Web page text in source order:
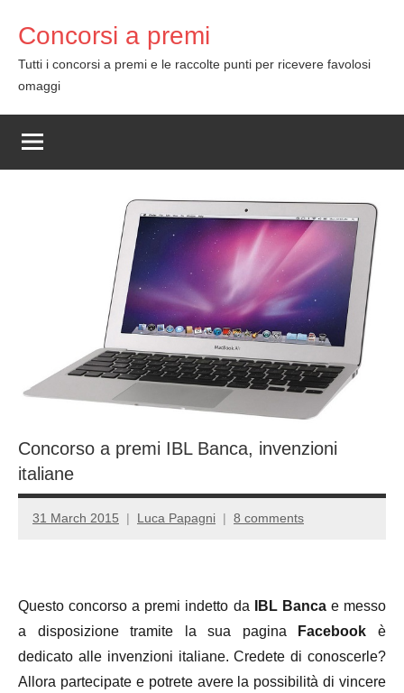
content
Concorsi a premi
Tutti i concorsi a premi e le raccolte punti per ricevere favolosi
omaggi
Concorso a premi IBL Banca, invenzioni
italiane
31 March 2015 Luca Papagni 8 comments
Questo concorso a premi indetto da IBL Bancae messo
a disposizione tramite la sua pagina
Facebookè
dedicato alle invenzioni italiane. Credete di conoscerle?
Allora partecipate e potrete avere la possibilità di vincere